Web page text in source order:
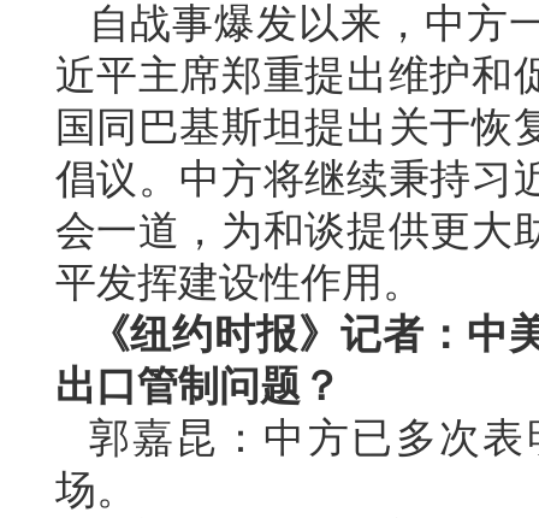
自战事爆发以来，中方
近平主席郑重提出维护和
国同巴基斯坦提出关于恢
倡议。中方将继续秉持习
会一道，为和谈提供更大
平发挥建设性作用。
《纽约时报》记者：
出口管制问题？
郭嘉昆：中方已多次
场。